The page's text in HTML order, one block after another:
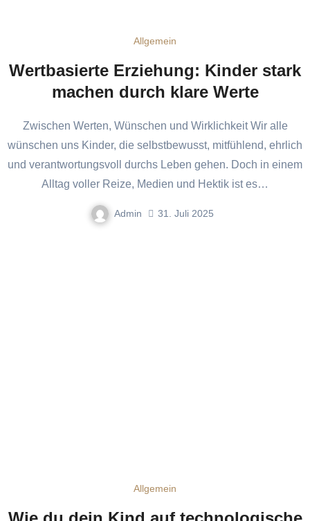
Allgemein
Wertbasierte Erziehung: Kinder stark
machen durch klare Werte
Zwischen Werten, Wünschen und Wirklichkeit Wir alle
wünschen uns Kinder, die selbstbewusst, mitfühlend, ehrlich
und verantwortungsvoll durchs Leben gehen. Doch in einem
Alltag voller Reize, Medien und Hektik ist es…
Admin 31. Juli 2025
Allgemein